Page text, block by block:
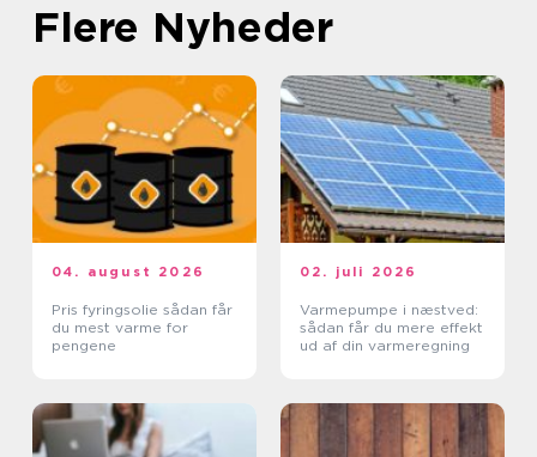
Flere Nyheder
04. august 2026
Pris fyringsolie sådan får
du mest varme for
pengene
02. juli 2026
Varmepumpe i næstved:
sådan får du mere effekt
ud af din varmeregning